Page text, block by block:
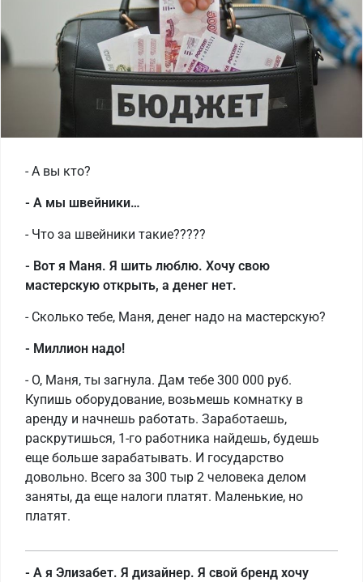
- А вы кто?
- А мы швейники…
- Что за швейники такие?????
- Вот я Маня. Я шить люблю. Хочу свою
мастерскую открыть, а денег нет.
- Сколько тебе, Маня, денег надо на мастерскую?
- Миллион надо!
- О, Маня, ты загнула. Дам тебе 300 000 руб.
Купишь оборудование, возьмешь комнатку в
аренду и начнешь работать. Заработаешь,
раскрутишься, 1-го работника найдешь, будешь
еще больше зарабатывать. И государство
довольно. Всего за 300 тыр 2 человека делом
заняты, да еще налоги платят. Маленькие, но
платят.
- А я Элизабет. Я дизайнер. Я свой бренд хочу